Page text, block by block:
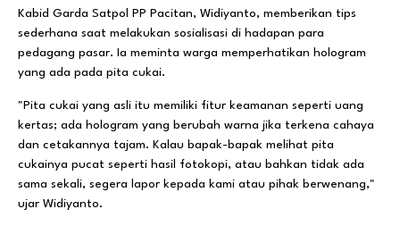
​Kabid Garda Satpol PP Pacitan, Widiyanto, memberikan tips
sederhana saat melakukan sosialisasi di hadapan para
pedagang pasar. Ia meminta warga memperhatikan hologram
yang ada pada pita cukai.
​"Pita cukai yang asli itu memiliki fitur keamanan seperti uang
kertas; ada hologram yang berubah warna jika terkena cahaya
dan cetakannya tajam. Kalau bapak-bapak melihat pita
cukainya pucat seperti hasil fotokopi, atau bahkan tidak ada
sama sekali, segera lapor kepada kami atau pihak berwenang,"
ujar Widiyanto.